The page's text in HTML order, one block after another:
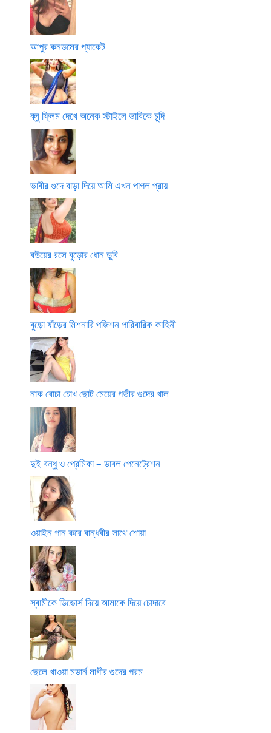
আপুর কনডমের প্যাকেট
ব্লু ফ্লিম দেখে অনেক স্টাইলে ভাবিকে চুদি
ভাবীর গুদে বাড়া দিয়ে আমি এখন পাগল প্রায়
বউয়ের রসে বুড়োর ধোন ডুবি
বুড়ো ষাঁড়ের মিশনারি পজিশন পারিবারিক কাহিনী
নাক বোচা চোখ ছোট মেয়ের গভীর গুদের খাল
দুই বন্ধু ও প্রেমিকা – ডাবল পেনেট্রেশন
ওয়াইন পান করে বান্ধবীর সাথে শোয়া
স্বামীকে ডিভোর্স দিয়ে আমাকে দিয়ে চোদাবে
ছেলে খাওয়া মডার্ন মাগীর গুদের গরম